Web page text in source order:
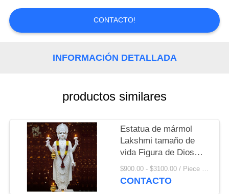
PRIVACY
CONTACTO!
INFORMACIÓN DETALLADA
productos similares
Estatua de mármol
Lakshmi tamaño de
vida Figura de Dios
hindú India Escultura
de la diosa religiosa
$900.00 - $3100.00 / Piece MOQ:1
CONTACTO